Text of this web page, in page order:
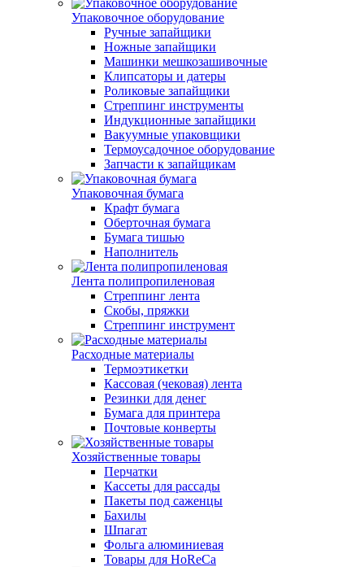
Упаковочное оборудование
Ручные запайщики
Ножные запайщики
Машинки мешкозашивочные
Клипсаторы и датеры
Роликовые запайщики
Стреппинг инструменты
Индукционные запайщики
Вакуумные упаковщики
Термоусадочное оборудование
Запчасти к запайщикам
Упаковочная бумага
Крафт бумага
Оберточная бумага
Бумага тишью
Наполнитель
Лента полипропиленовая
Стреппинг лента
Скобы, пряжки
Стреппинг инструмент
Расходные материалы
Термоэтикетки
Кассовая (чековая) лента
Резинки для денег
Бумага для принтера
Почтовые конверты
Хозяйственные товары
Перчатки
Кассеты для рассады
Пакеты под саженцы
Бахилы
Шпагат
Фольга алюминиевая
Товары для HoReCa